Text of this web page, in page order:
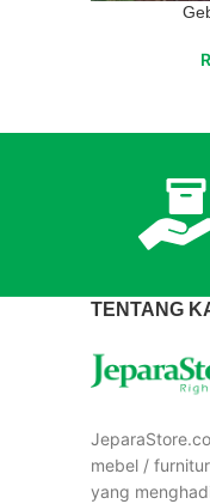
TENTANG
mebel /
yang